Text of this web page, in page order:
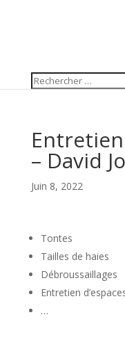
– David
Juin 8, 2022
Tontes
Tailles de haies
Débroussaillages
Entretien
…